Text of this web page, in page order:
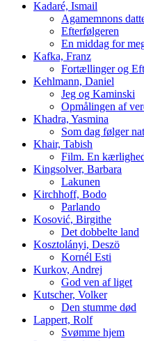
Kadaré, Ismail
Agamemnons
Efterfølgeren
En middag for
Kafka, Franz
Fortællinger og
Kehlmann, Daniel
Jeg og Kaminski
Opmålingen af
Khadra, Yasmina
Som dag følger nat
Khair, Tabish
Film. En
Kingsolver, Barbara
Lakunen
Kirchhoff, Bodo
Parlando
Kosović, Birgithe
Det dobbelte land
Kosztolányi, Deszö
Kornél Esti
Kurkov, Andrej
God ven af liget
Kutscher, Volker
Den stumme død
Lappert, Rolf
Svømme hjem